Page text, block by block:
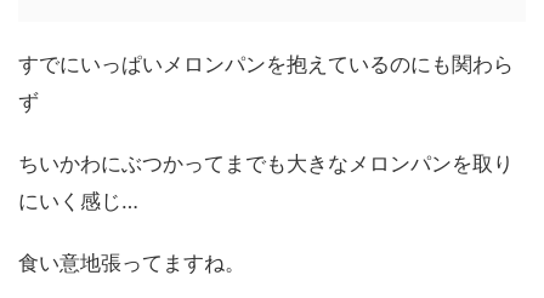
すでにいっぱいメロンパンを抱えているのにも関わら
ず
ちいかわにぶつかってまでも大きなメロンパンを取り
にいく感じ…
食い意地張ってますね。